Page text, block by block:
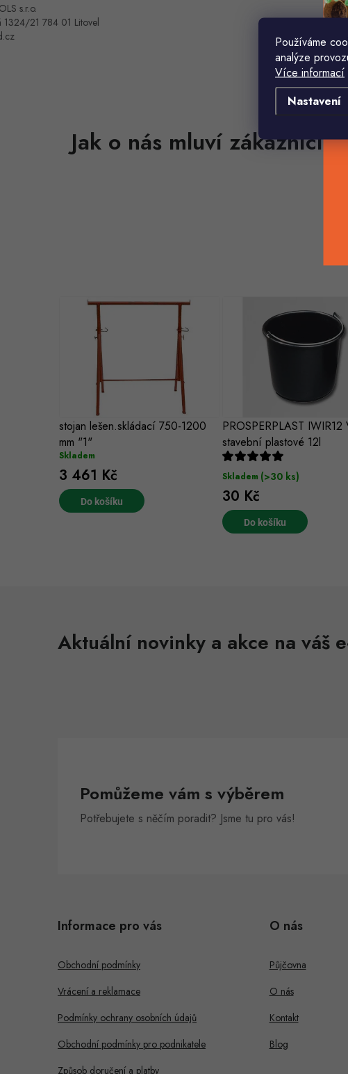
Používáme
analýze
Více informací
Nastavení
s.r.o.
1324/21 784 01 Litovel
stojan lešen.skládací 750-1200
mm "1"
Skladem
3 461 Kč
Do košíku
PROSPERPLAST IWIR12
stavební plastové 12l
Skladem (>30 ks)
30 Kč
Do košíku
Aktuální novinky a akce na váš
Pomůžeme vám s výběrem
Potřebujete s něčím poradit? Jsme tu pro vás!
Informace pro vás
Obchodní podmínky
Vrácení a reklamace
Podmínky ochrany osobních údajů
Obchodní podmínky pro podnikatele
Způsob doručení a platby
O nás
Půjčovna
O nás
Kontakt
Blog